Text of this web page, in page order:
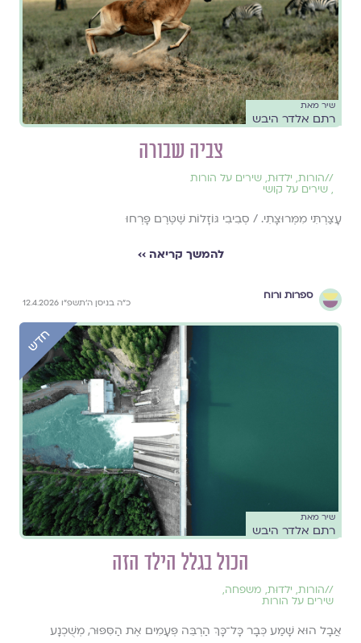
שיר מאת
רתם אלדר היבש
צביה שבורה
//הורות, ילדוּת, שירים על הורות
, שירים על קושי
עָצַרְתִּי מִמְּרוּצָתִי. / סְבִיבִי גּוֹזָלוֹת שֶׁטֶּרֶם פָּרְחוּ
להמשך קריאה ››
ספרות ורוח
כ״ה בניסן ה׳תשפ״ו 12.4.2026
שיר מאת
רתם אלדר היבש
הכול בגלל הילד הזה
//הורות, ילדוּת, משפחה,
שירים על הורות
אֲבָל הוּא שָׁמַע כְּבָר כָּל־כָּךְ הַרְבֵּה פְּעָמִים אֶת הַסִּפּוּר, מְשֻׁכְנָע